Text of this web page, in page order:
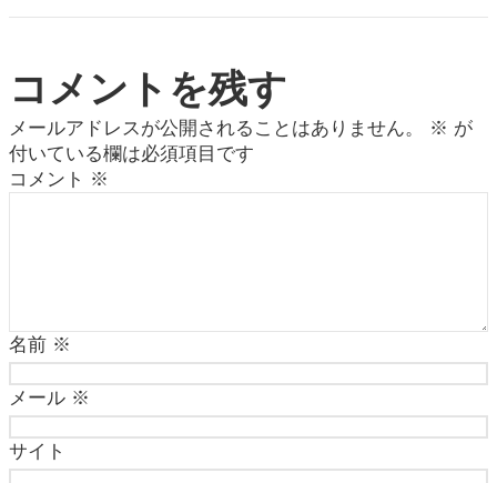
コメントを残す
メールアドレスが公開されることはありません。 ※ が
付いている欄は必須項目です
コメント ※
名前 ※
メール ※
サイト